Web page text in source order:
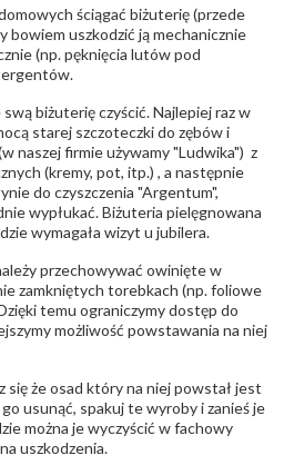
dla dzieci w wieku poniżej 3 lat
w wyrobie wykonane z białego złota
zawierają nikiel
ściągać biżuterię (przede
bowiem uszkodzić ją mechanicznie
(np. pęknięcia lutów pod
biżuterię czyścić. Najlepiej raz w
starej szczoteczki do zębów i
naszej firmie używamy "Ludwika") z
(kremy, pot, itp.) , a następnie
do czyszczenia "Argentum",
wypłukać. Biżuteria pielęgnowana
wymagała wizyt u jubilera.
przechowywać owinięte w
zamkniętych torebkach (np. foliowe
temu ograniczymy dostęp do
możliwość powstawania na niej
się że osad który na niej powstał jest
usunąć, spakuj te wyroby i zanieś je
można je wyczyścić w fachowy
uszkodzenia.